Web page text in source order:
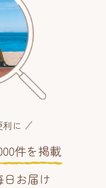
に
件を掲載
お届け